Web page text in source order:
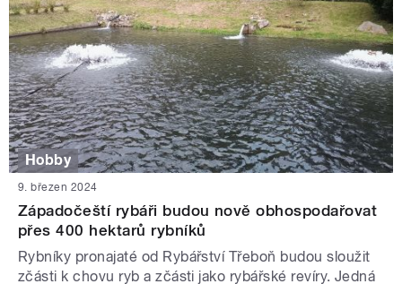
Hobby
9. březen 2024
Západočeští rybáři budou nově obhospodařovat
přes 400 hektarů rybníků
Rybníky pronajaté od Rybářství Třeboň budou sloužit
zčásti k chovu ryb a zčásti jako rybářské revíry. Jedná